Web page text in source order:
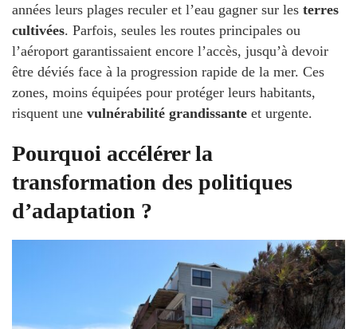
années leurs plages reculer et l’eau gagner sur les terres
cultivées. Parfois, seules les routes principales ou
l’aéroport garantissaient encore l’accès, jusqu’à devoir
être déviés face à la progression rapide de la mer. Ces
zones, moins équipées pour protéger leurs habitants,
risquent une vulnérabilité grandissante et urgente.
Pourquoi accélérer la
transformation des politiques
d’adaptation ?